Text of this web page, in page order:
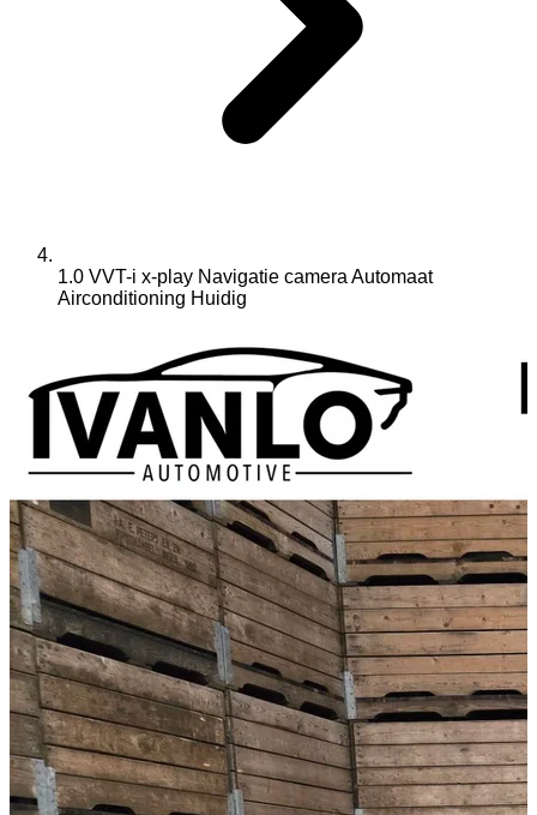
1.0 VVT-i x-play Navigatie camera Automaat
Airconditioning Huidig